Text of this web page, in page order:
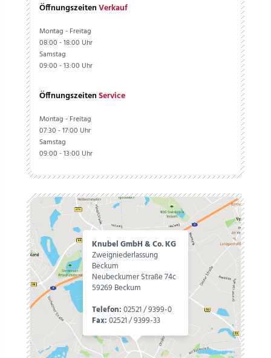
ÖffnungszeitenVerkauf
Montag - Freitag
08:00 - 18:00 Uhr
Samstag
09:00 - 13:00 Uhr
ÖffnungszeitenService
Montag - Freitag
07:30 - 17:00 Uhr
Samstag
09:00 - 13:00 Uhr
Knubel GmbH & Co. KG
Zweigniederlassung
Beckum
Neubeckumer Straße 74c
59269 Beckum
Telefon:02521 / 9399-0
Fax:02521 / 9399-33